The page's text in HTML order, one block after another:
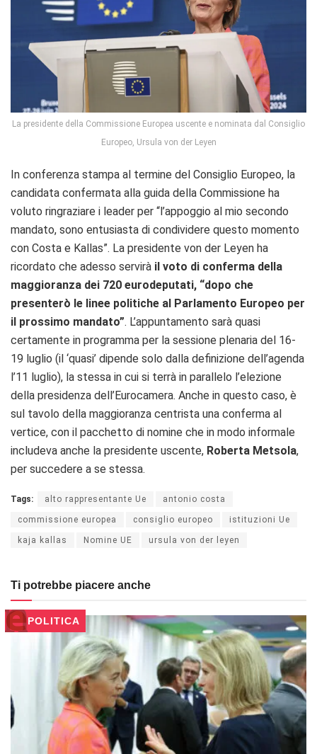
La presidente della Commissione Europea uscente e nominata dal Consiglio
Europeo, Ursula von der Leyen
In conferenza stampa al termine del Consiglio Europeo, la
candidata confermata alla guida della Commissione ha
voluto ringraziare i leader per “l’appoggio al mio secondo
mandato, sono entusiasta di condividere questo momento
con Costa e Kallas”. La presidente von der Leyen ha
ricordato che adesso servirà il voto di conferma della
maggioranza dei 720 eurodeputati, “dopo che
presenterò le linee politiche al Parlamento Europeo per
il prossimo mandato”. L’appuntamento sarà quasi
certamente in programma per la sessione plenaria del 16-
19 luglio (il ‘quasi’ dipende solo dalla definizione dell’agenda
l’11 luglio), la stessa in cui si terrà in parallelo l’elezione
della presidenza dell’Eurocamera. Anche in questo caso, è
sul tavolo della maggioranza centrista una conferma al
vertice, con il pacchetto di nomine che in modo informale
includeva anche la presidente uscente, Roberta Metsola,
per succedere a se stessa.
Tags: alto rappresentante Ue antonio costa
commissione europea consiglio europeo istituzioni Ue
kaja kallas Nomine UE ursula von der leyen
Ti potrebbe piacere anche
POLITICA